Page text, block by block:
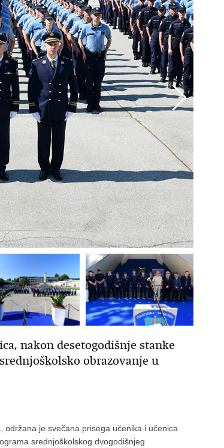
nakon desetogodišnje stanke
obrazovanje u
održana je svečana prisega učenika i učenica
srednjoškolskog dvogodišnjeg